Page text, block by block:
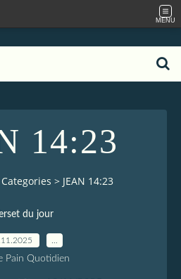
MENU
14:23
Categories > JEAN 14:23
du jour
Pain Quotidien